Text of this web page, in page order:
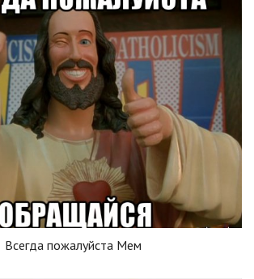
Всегда пожалуйста Мем